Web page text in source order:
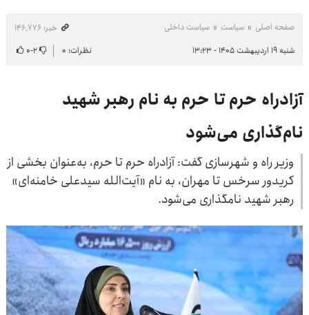
صفحه اصلی سیاست سیاست داخلی
خبر: ۱۴۶٬۷۷۶
شنبه ۱۹ اردیبهشت ۱۴۰۵ - ۱۳:۲۳
نظرات: ۰ ۲-۰
آزادراه حرم‌ تا حرم به نام رهبر شهید
نام‌گذاری می‌شود
وزیر راه و شهرسازی گفت: آزادراه حرم‌ تا حرم، به‌عنوان بخشی از
کریدور سرخس تا مهران، به نام «آیت‌الله سیدعلی خامنه‌ای»
رهبر شهید نامگذاری می‌شود.